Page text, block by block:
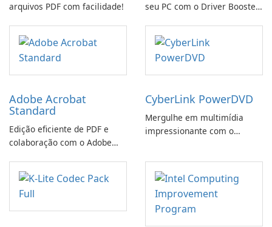
arquivos PDF com facilidade!
seu PC com o Driver Booster
Adobe Acrobat
Standard
Edição eficiente de PDF e
colaboração com o Adobe
CyberLink PowerDVD
Mergulhe em multimídia
impressionante com o